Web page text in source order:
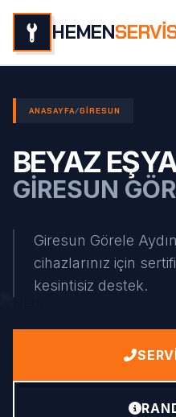
HEMEN
ANASAYFA/GIRESUN
BEYAZ
GIRESUN
Giresun Görele
cihazlarınız için
kesintisiz destek.